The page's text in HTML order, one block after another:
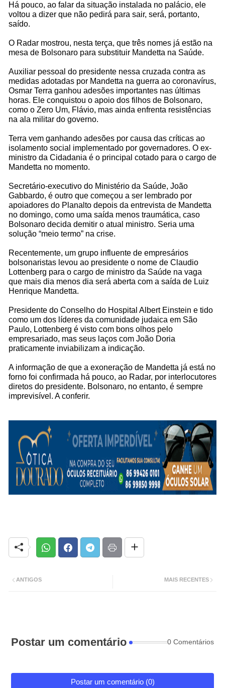
Há pouco, ao falar da situação instalada no palácio, ele
voltou a dizer que não pedirá para sair, será, portanto,
saído.
O Radar mostrou, nesta terça, que três nomes já estão na
mesa de Bolsonaro para substituir Mandetta na Saúde.
Auxiliar pessoal do presidente nessa cruzada contra as
medidas adotadas por Mandetta na guerra ao coronavírus,
Osmar Terra ganhou adesões importantes nas últimas
horas. Ele conquistou o apoio dos filhos de Bolsonaro,
como o Zero Um, Flávio, mas ainda enfrenta resistências
na ala militar do governo.
Terra vem ganhando adesões por causa das críticas ao
isolamento social implementado por governadores. O ex-
ministro da Cidadania é o principal cotado para o cargo de
Mandetta no momento.
Secretário-executivo do Ministério da Saúde, João
Gabbardo, é outro que começou a ser lembrado por
apoiadores do Planalto depois da entrevista de Mandetta
no domingo, como uma saída menos traumática, caso
Bolsonaro decida demitir o atual ministro. Seria uma
solução “meio termo” na crise.
Recentemente, um grupo influente de empresários
bolsonaristas levou ao presidente o nome de Claudio
Lottenberg para o cargo de ministro da Saúde na vaga
que mais dia menos dia será aberta com a saída de Luiz
Henrique Mandetta.
Presidente do Conselho do Hospital Albert Einstein e tido
como um dos líderes da comunidade judaica em São
Paulo, Lottenberg é visto com bons olhos pelo
empresariado, mas seus laços com João Doria
praticamente inviabilizam a indicação.
A informação de que a exoneração de Mandetta já está no
forno foi confirmada há pouco, ao Radar, por interlocutores
diretos do presidente. Bolsonaro, no entanto, é sempre
imprevisível. A conferir.
MAIS RECENTES
ANTIGOS
Postar um comentário 0 Comentários
Postar um comentário (0)